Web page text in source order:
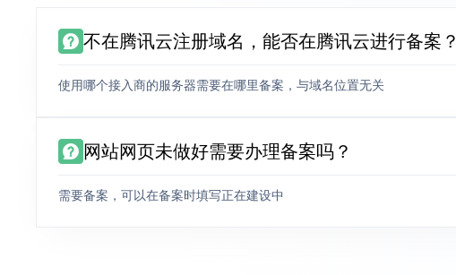
不在腾讯云注册域名，能否在腾讯云进行备案？
使用哪个接入商的服务器需要在哪里备案，与域名位置无关
网站网页未做好需要办理备案吗？
需要备案，可以在备案时填写正在建设中